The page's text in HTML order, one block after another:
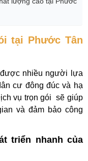
tại Phước Tân
nhiều người lựa
cư đông đúc và hạ
vụ trọn gói sẽ giúp
và đảm bảo công
triển nhanh của